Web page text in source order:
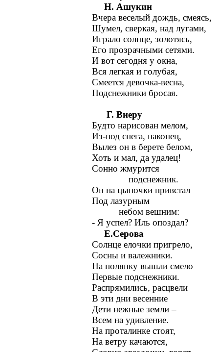
Н. Ашукин
Вчера веселый дождь, смеясь,
Шумел, сверкая, над лугами,
Играло солнце, золотясь,
Его прозрачными сетями.
И вот сегодня у окна,
Вся легкая и голубая,
Смеется девочка-весна,
Подснежники бросая.
Г. Виеру
Будто нарисован мелом,
Из-под снега, наконец,
Вылез он в берете белом,
Хоть и мал, да удалец!
Сонно жмурится
подснежник.
Он на цыпочки привстал
Под лазурным
небом вешним:
- Я успел? Иль опоздал?
Е.Серова
Солнце елочки пригрело,
Сосны и валежники.
На полянку вышли смело
Первые подснежники.
Распрямились, расцвели
В эти дни весенние
Дети нежные земли –
Всем на удивление.
На проталинке стоят,
На ветру качаются,